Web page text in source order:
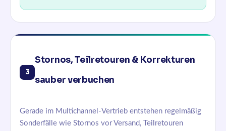
3
Stornos, Teilretouren & Korrekturen
sauber verbuchen
Gerade im Multichannel-Vertrieb entstehen regelmäßig
Sonderfälle wie Stornos vor Versand, Teilretouren